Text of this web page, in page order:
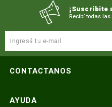
¡Suscribite
Recibí todas
CONTACTANOS
Atención telefónica
AYUDA